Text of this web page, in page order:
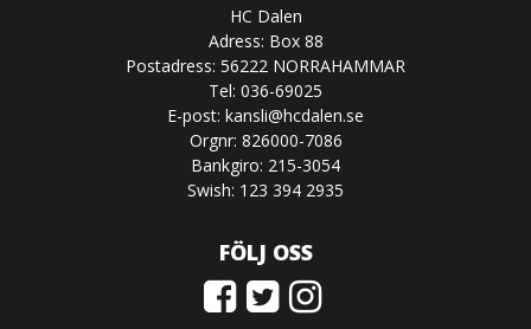
HC Dalen
Adress: Box 88
Postadress: 56222 NORRAHAMMAR
Tel: 036-69025
E-post: kansli@hcdalen.se
Orgnr: 826000-7086
Bankgiro: 215-3054
Swish: 123 394 2935
FÖLJ OSS